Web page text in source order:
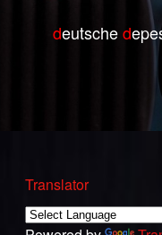
deutsched
Translator